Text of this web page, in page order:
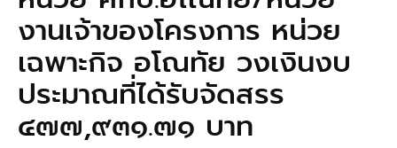
งานเจ้าของโครงการ หน่วย
เฉพาะกิจ อโณทัย วงเงินงบ
ประมาณที่ได้รับจัดสรร
๔๗๗,๙๓๑.๗๑ บาท